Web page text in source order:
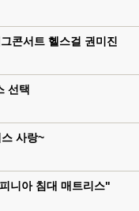
콘서트 헬스걸 권미진
선택
사랑~
니아 침대 매트리스"